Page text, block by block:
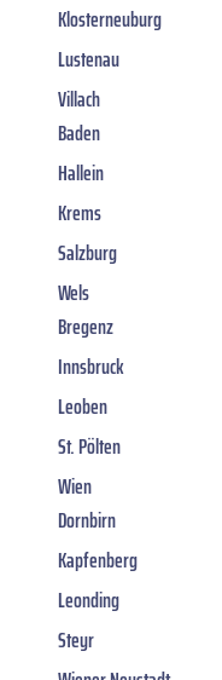
Klosterneuburg
Lustenau
Villach
Baden
Hallein
Krems
Salzburg
Wels
Bregenz
Innsbruck
Leoben
St. Pölten
Wien
Dornbirn
Kapfenberg
Leonding
Steyr